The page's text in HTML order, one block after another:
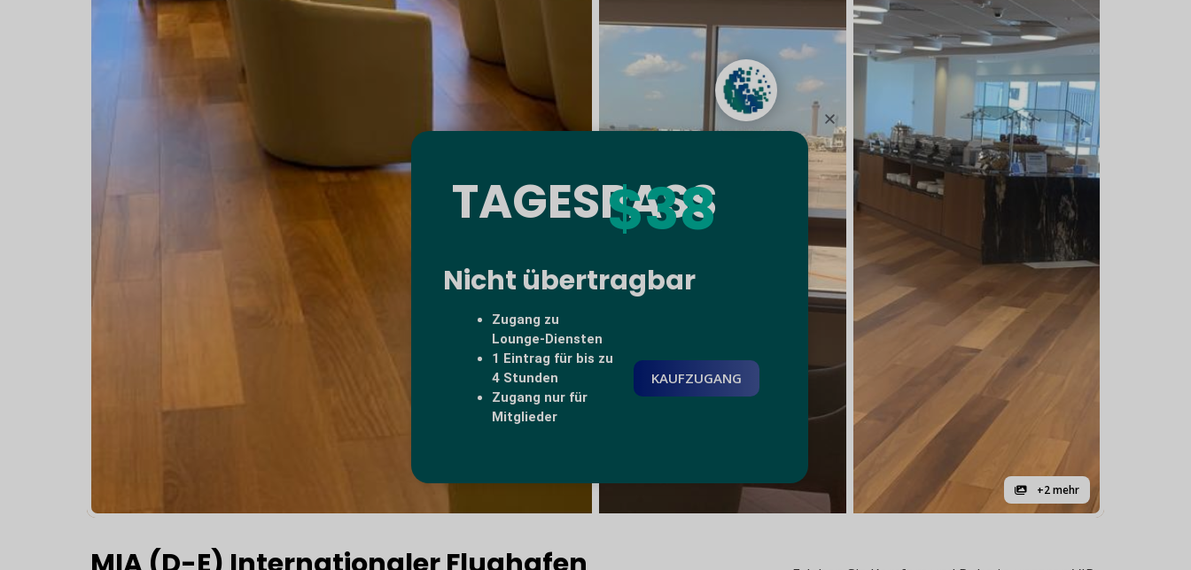
+2 mehr
TAGESPASS
$38
Nicht übertragbar
Zugang zu
Lounge-Diensten
1 Eintrag für bis zu
4 Stunden
Zugang nur für
Mitglieder
KAUFZUGANG